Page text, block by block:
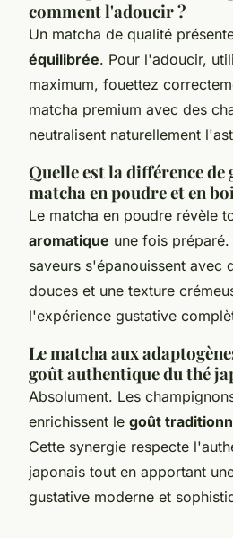
comment l'adoucir ?
Un matcha de qualité
équilibrée. Pour l'adoucir,
maximum, fouettez
matcha premium avec des
neutralisent naturellement
Quelle est la différence de
matcha en poudre et en
Le matcha en poudre révèle
aromatique une fois
saveurs s'épanouissent avec
douces et une texture
l'expérience gustative
Le matcha aux
goût authentique du thé
Absolument. Les
enrichissent le goût
Cette synergie respecte
japonais tout en apportant
gustative moderne et